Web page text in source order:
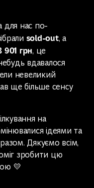
для нас по-
sold-out, а
901 грн, це
вдавалося
невеликий
ще більше сенсу
на
ідеями та
Дякуємо всім,
зробити цю
💛